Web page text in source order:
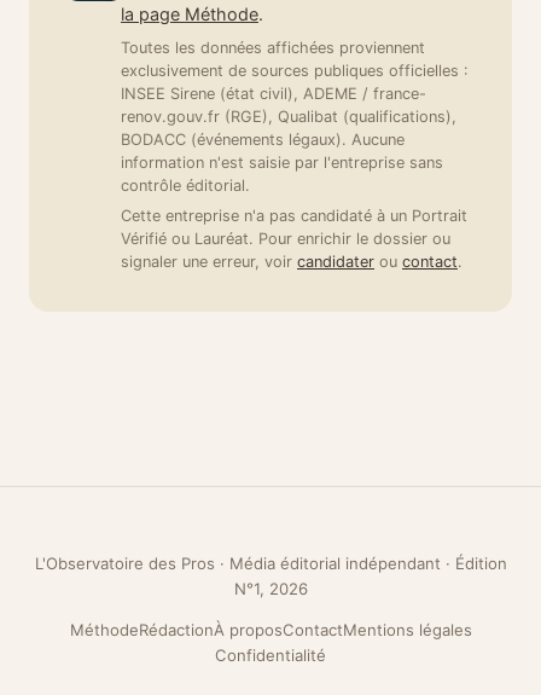
la page Méthode.
Toutes les données affichées proviennent
exclusivement de sources publiques officielles :
INSEE Sirene (état civil), ADEME / france-
renov.gouv.fr (RGE), Qualibat (qualifications),
BODACC (événements légaux). Aucune
information n'est saisie par l'entreprise sans
contrôle éditorial.
Cette entreprise n'a pas candidaté à un Portrait
Vérifié ou Lauréat. Pour enrichir le dossier ou
signaler une erreur, voir candidater ou contact.
L'Observatoire des Pros · Média éditorial indépendant · Édition
N°1, 2026
MéthodeRédactionÀ proposContactMentions légales
Confidentialité